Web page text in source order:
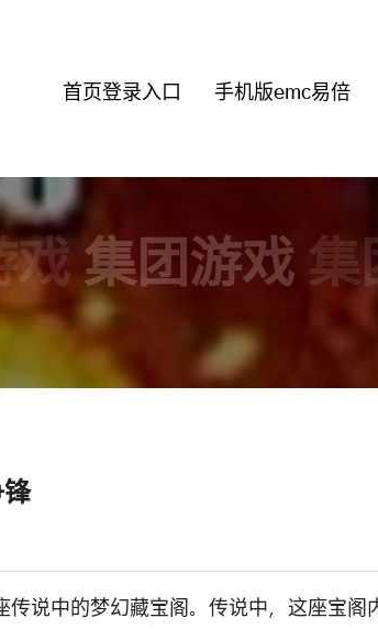
首页登录入口 手机版emc易倍
戏 集团游戏 集
说中的梦幻藏宝阁。传说中，这座宝阁